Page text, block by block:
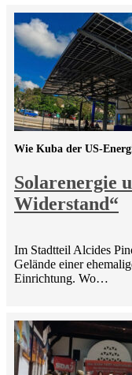
Solarenergie
Widerstand“
Wie Kuba der US-
Im Stadtteil Alcides
Gelände einer
Einrichtung. Wo…